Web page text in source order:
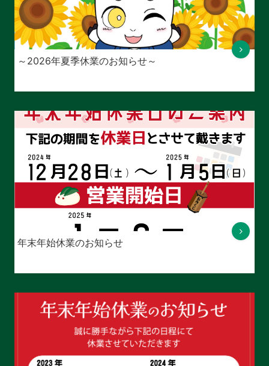
～2026年夏季休業のお知らせ～
年末年始休業のお知らせ